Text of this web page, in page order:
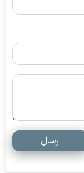
ارسال